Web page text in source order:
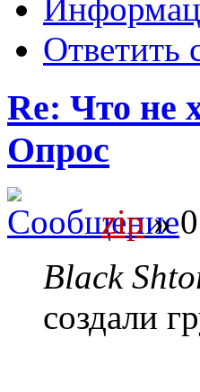
Ответить
Re: Что не
Опрос
zip»
Black
создали